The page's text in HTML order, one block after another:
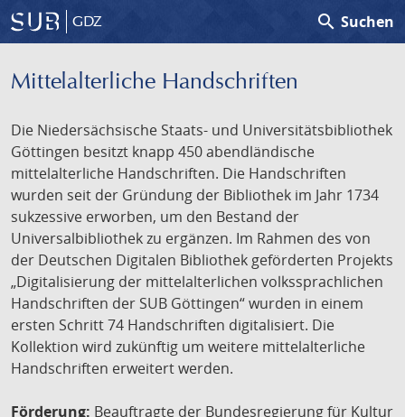
GDZ search Suchen
Mittelalterliche Handschriften
Die Niedersächsische Staats- und Universitätsbibliothek
Göttingen besitzt knapp 450 abendländische
mittelalterliche Handschriften. Die Handschriften
wurden seit der Gründung der Bibliothek im Jahr 1734
sukzessive erworben, um den Bestand der
Universalbibliothek zu ergänzen. Im Rahmen des von
der Deutschen Digitalen Bibliothek geförderten Projekts
„Digitalisierung der mittelalterlichen volkssprachlichen
Handschriften der SUB Göttingen“ wurden in einem
ersten Schritt 74 Handschriften digitalisiert. Die
Kollektion wird zukünftig um weitere mittelalterliche
Handschriften erweitert werden.
Förderung: Beauftragte der Bundesregierung für Kultur